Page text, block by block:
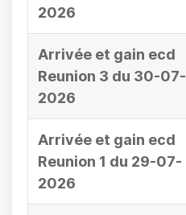
2026
Arrivée et gain ecd
Reunion 3 du 30-07-
2026
Arrivée et gain ecd
Reunion 1 du 29-07-
2026